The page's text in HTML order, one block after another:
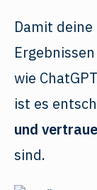
Damit
wie
ist es
und
sind.